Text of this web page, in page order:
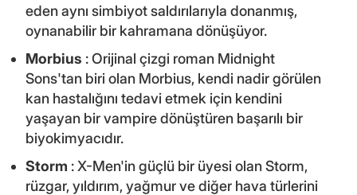
eden aynı simbiyot saldırılarıyla donanmış,
oynanabilir bir kahramana dönüşüyor.
Morbius : Orijinal çizgi roman Midnight
Sons'tan biri olan Morbius, kendi nadir görülen
kan hastalığını tedavi etmek için kendini
yaşayan bir vampire dönüştüren başarılı bir
biyokimyacıdır.
Storm : X-Men'in güçlü bir üyesi olan Storm,
rüzgar, yıldırım, yağmur ve diğer hava türlerini